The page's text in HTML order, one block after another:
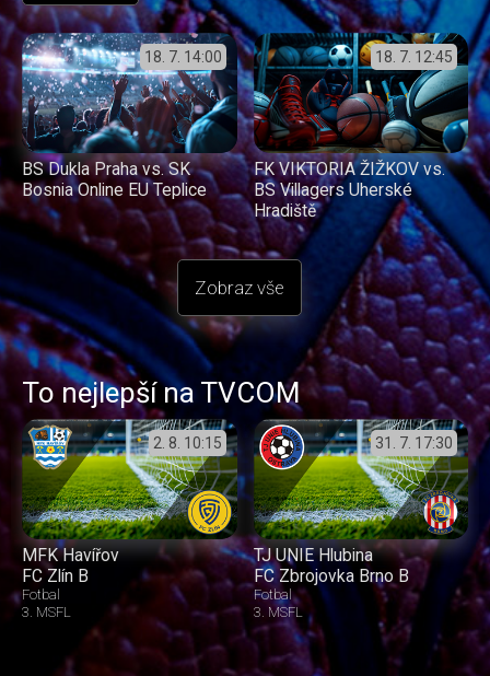
18. 7. 14:00
BS Dukla Praha vs. SK
Bosnia Online EU Teplice
18. 7. 12:45
FK VIKTORIA ŽIŽKOV vs.
BS Villagers Uherské
Hradiště
Zobraz vše
To nejlepší na TVCOM
2. 8. 10:15
MFK Havířov
FC Zlín B
Fotbal
3. MSFL
31. 7. 17:30
TJ UNIE Hlubina
FC Zbrojovka Brno B
Fotbal
3. MSFL